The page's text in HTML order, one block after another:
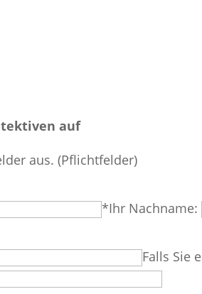
auf
aus. (Pflichtfelder)
*Ihr Nachname:
Falls Sie